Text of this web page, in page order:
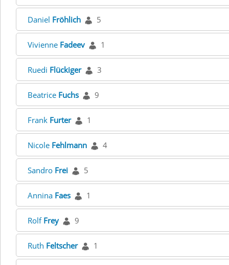
Daniel Fröhlich 5
Vivienne Fadeev 1
Ruedi Flückiger 3
Beatrice Fuchs 9
Frank Furter 1
Nicole Fehlmann 4
Sandro Frei 5
Annina Faes 1
Rolf Frey 9
Ruth Feltscher 1